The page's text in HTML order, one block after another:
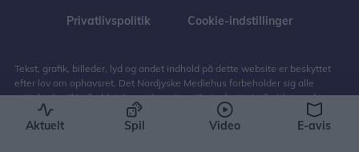
Privatlivspolitik Cookie-indstillinger
Tekst, grafik, billeder, lyd og andet indhold på dette website er beskyttet
efter lov om ophavsret. Det Nordjyske Mediehus forbeholder sig alle
rettigheder til indholdet, herunder retten til at udnytte indholdet med
henblik på tekst- og datamining, jf. ophavsretslovens § 11 b og DSM-
direktivets artikel 4.
Aktuelt Spil Video E-avis